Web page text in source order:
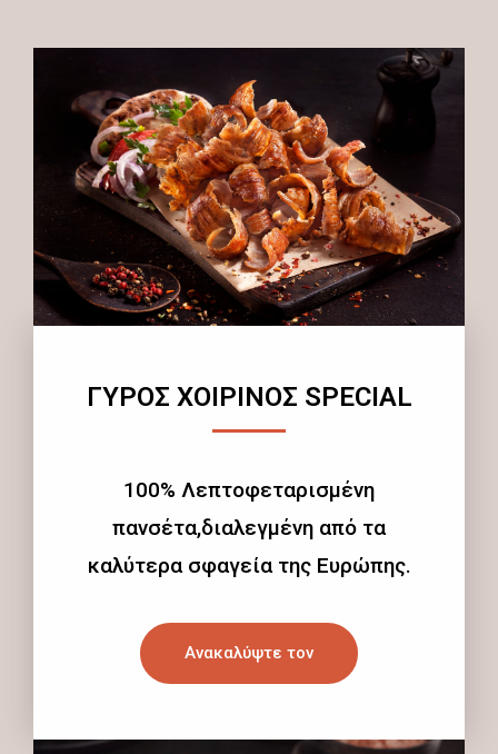
ΓΥΡΟΣ ΧΟΙΡΙΝΟΣ SPECIAL
100% Λεπτοφεταρισμένη
πανσέτα,διαλεγμένη από τα
καλύτερα σφαγεία της Ευρώπης.
Ανακαλύψτε τον